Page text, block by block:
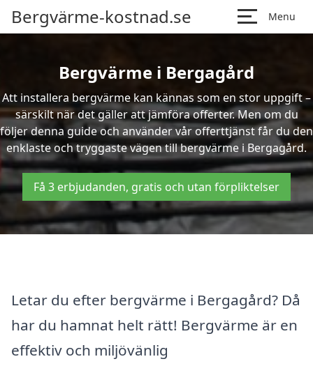
Bergvärme-kostnad.se Menu
Bergvärme i Bergagård
Att installera bergvärme kan kännas som en stor uppgift –
särskilt när det gäller att jämföra offerter. Men om du
följer denna guide och använder vår offerttjänst får du den
enklaste och tryggaste vägen till bergvärme i Bergagård.
Få 3 erbjudanden, gratis och utan förpliktelser
Letar du efter bergvärme i Bergagård? Då
har du hamnat helt rätt! Bergvärme är en
effektiv och miljövänlig